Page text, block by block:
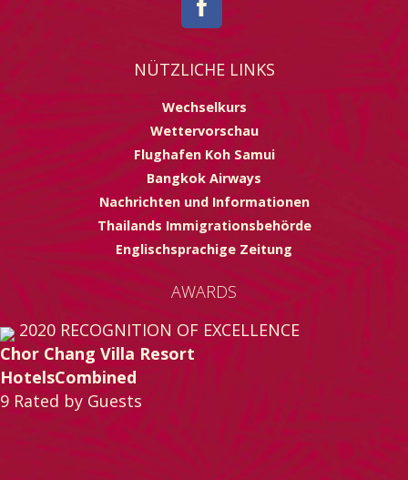
NÜTZLICHE LINKS
Wechselkurs
Wettervorschau
Flughafen Koh Samui
Bangkok Airways
Nachrichten und Informationen
Thailands Immigrationsbehörde
Englischsprachige Zeitung
AWARDS
2020 RECOGNITION OF EXCELLENCE
Chor Chang Villa Resort
HotelsCombined
9 Rated by Guests